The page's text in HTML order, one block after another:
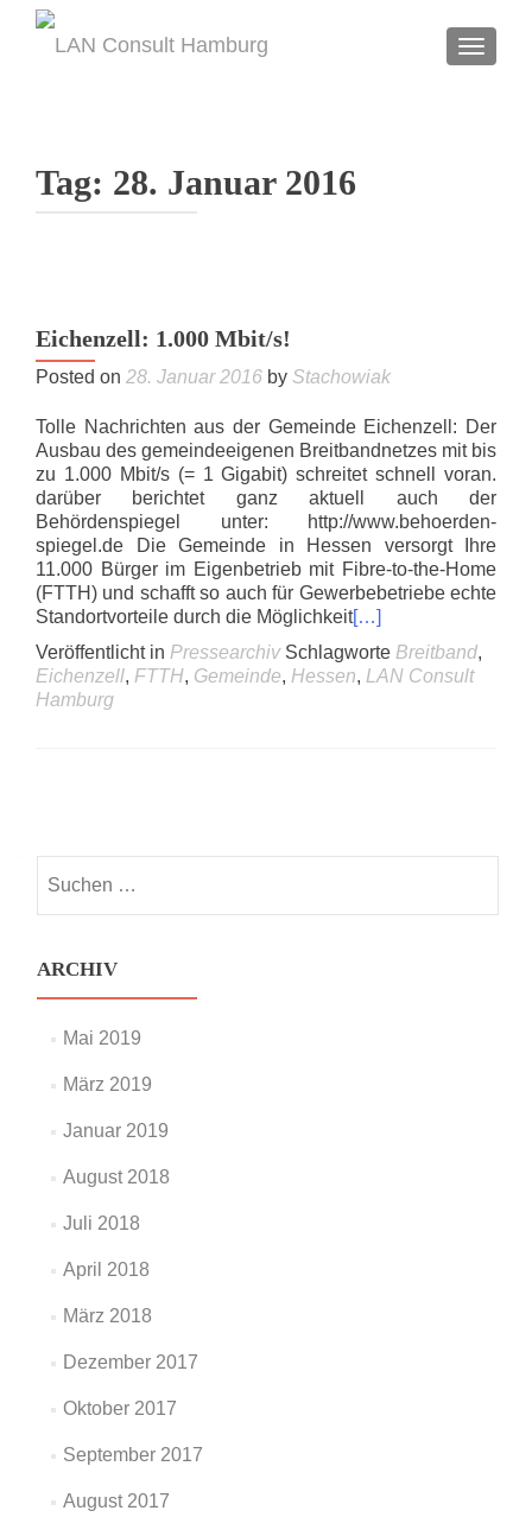
Tag: 28. Januar 2016
Eichenzell: 1.000 Mbit/s!
Posted on 28. Januar 2016 by Stachowiak
Tolle Nachrichten aus der Gemeinde Eichenzell: Der
Ausbau des gemeindeeigenen Breitbandnetzes mit bis
zu 1.000 Mbit/s (= 1 Gigabit) schreitet schnell voran.
darüber berichtet ganz aktuell auch der
Behördenspiegel unter: http://www.behoerden-
spiegel.de Die Gemeinde in Hessen versorgt Ihre
11.000 Bürger im Eigenbetrieb mit Fibre-to-the-Home
(FTTH) und schafft so auch für Gewerbebetriebe echte
Standortvorteile durch die Möglichkeit[…]
Veröffentlicht in Pressearchiv Schlagworte Breitband,
Eichenzell, FTTH, Gemeinde, Hessen, LAN Consult
Hamburg
navigation
nach:
ARCHIV
Mai 2019
März 2019
Januar 2019
August 2018
Juli 2018
April 2018
März 2018
Dezember 2017
Oktober 2017
September 2017
August 2017